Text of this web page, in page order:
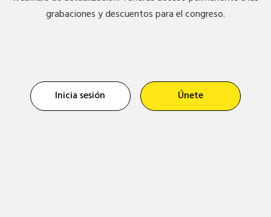
grabaciones y descuentos para el congreso.
Inicia sesión Únete